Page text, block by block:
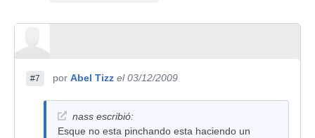
#7 por Abel Tizz el 03/12/2009
nass escribió:
Esque no esta pinchando esta haciendo un